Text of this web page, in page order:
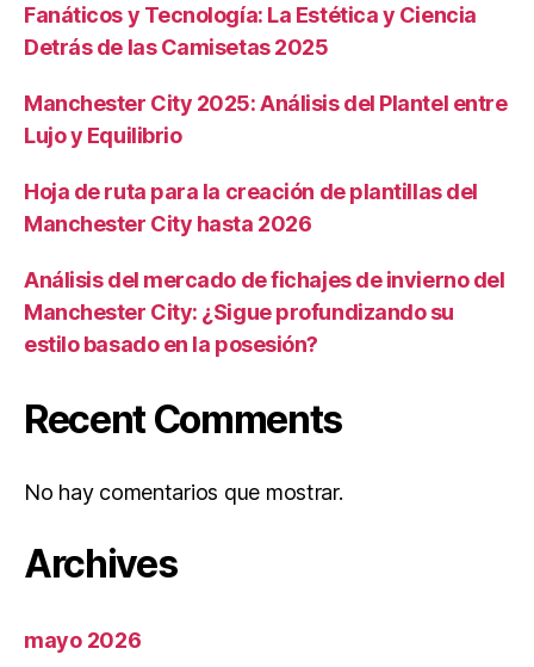
Fanáticos y Tecnología: La Estética y Ciencia
Detrás de las Camisetas 2025
Manchester City 2025: Análisis del Plantel entre
Lujo y Equilibrio
Hoja de ruta para la creación de plantillas del
Manchester City hasta 2026
Análisis del mercado de fichajes de invierno del
Manchester City: ¿Sigue profundizando su
estilo basado en la posesión?
Recent Comments
No hay comentarios que mostrar.
Archives
mayo 2026